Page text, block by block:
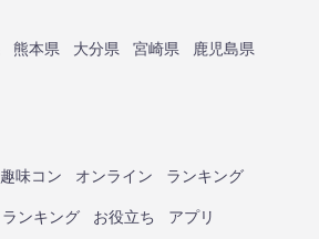
熊本県 大分県 宮崎県
鹿児島県
趣味コン オンライン ランキング
ンキング お役立ち アプリ